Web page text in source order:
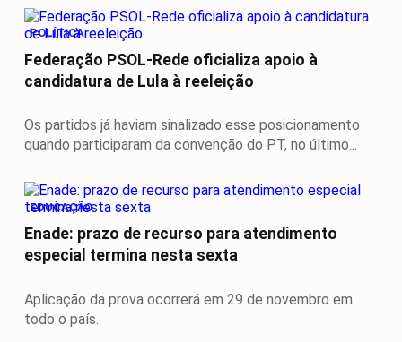
POLÍTICA
Federação PSOL-Rede oficializa apoio à
candidatura de Lula à reeleição
Os partidos já haviam sinalizado esse posicionamento
quando participaram da convenção do PT, no último...
EDUCAÇÃO
Enade: prazo de recurso para atendimento
especial termina nesta sexta
Aplicação da prova ocorrerá em 29 de novembro em
todo o país.